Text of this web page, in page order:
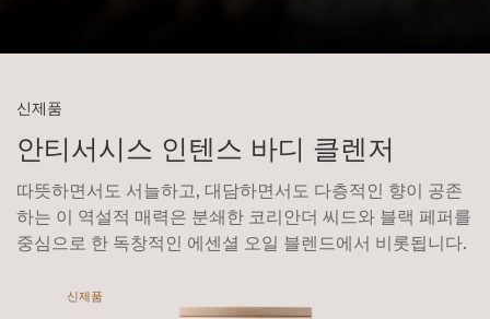
신제품
안티서시스 인텐스 바디 클렌저
따뜻하면서도 서늘하고, 대담하면서도 다층적인 향이 공존
하는 이 역설적 매력은 분쇄한 코리안더 씨드와 블랙 페퍼를
중심으로 한 독창적인 에센셜 오일 블렌드에서 비롯됩니다.
신제품